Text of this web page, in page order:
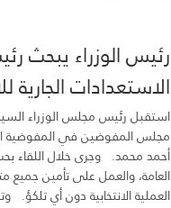
رئيس الوزراء
الاستعدادات الجارية
استقبل رئيس مجلس الوزراء
مجلس المفوضين في المفوضية
أحمد محمد. وجرى خلال اللقاء بحث
العامة، والعمل على تأمين جميع
العملية الانتخابية دون أي تلكؤ.